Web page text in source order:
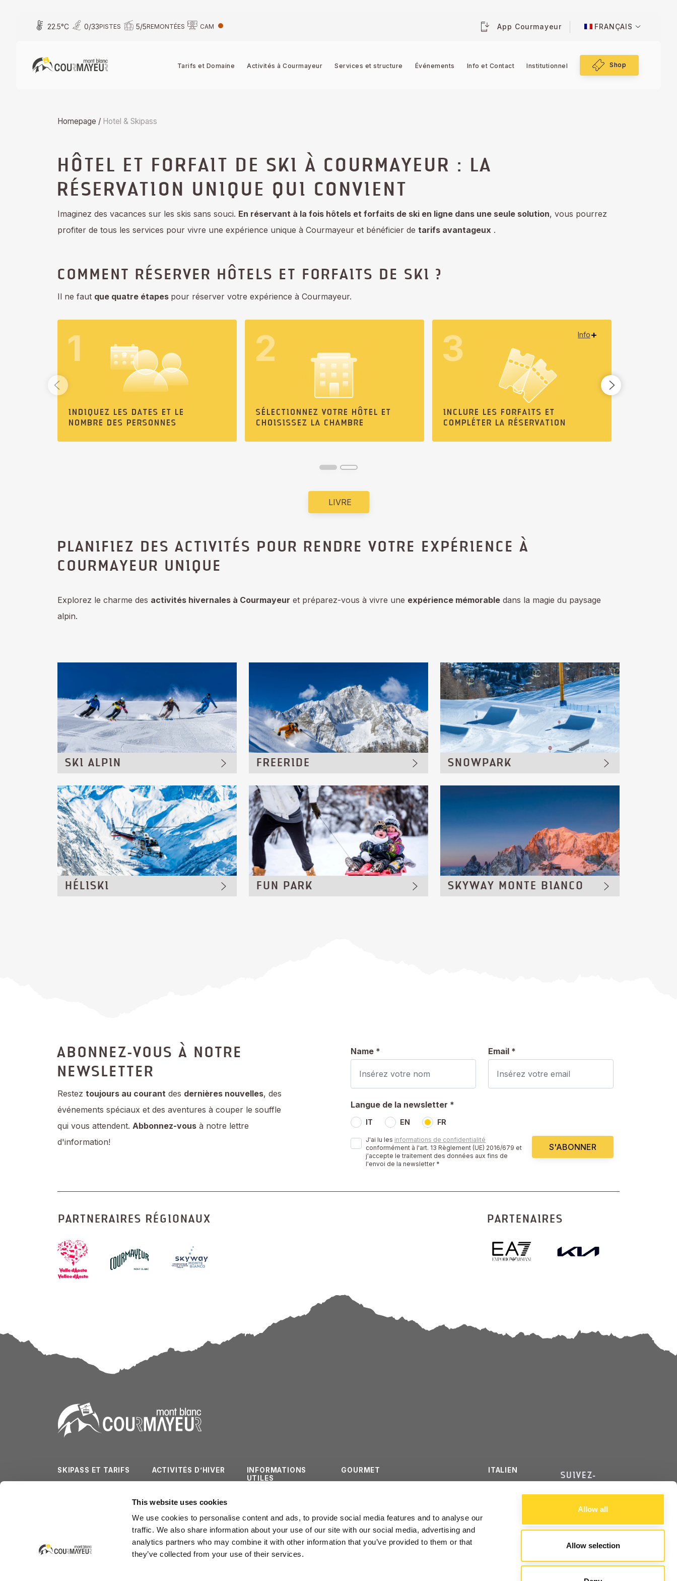
This website uses cookies
We use cookies to personalise content and ads, to provide social media features and to analyse our
traffic. We also share information about your use of our site with our social media, advertising and
analytics partners who may combine it with other information that you’ve provided to them or that
they’ve collected from your use of their services.
Allow all
Allow selection
22.5°C 0/33PISTES 5/5REMONTÉES CAM App Courmayeur FRANÇAIS
Tarifs et Domaine Activités à Courmayeur Services et structure Événements Info et Contact Institutionnel Shop
Homepage / Hotel & Skipass
HÔTEL ET FORFAIT DE SKI À COURMAYEUR : LA
RÉSERVATION UNIQUE QUI CONVIENT
Imaginez des vacances sur les skis sans souci. En réservant à la fois hôtels et forfaits de ski en ligne dans une seule solution, vous pourrez
profiter de tous les services pour vivre une expérience unique à Courmayeur et bénéficier de tarifs avantageux .
COMMENT RÉSERVER HÔTELS ET FORFAITS DE SKI ?
Il ne faut que quatre étapes pour réserver votre expérience à Courmayeur.
1
INDIQUEZ LES DATES ET LE
NOMBRE DES PERSONNES
2
SÉLECTIONNEZ VOTRE HÔTEL ET
CHOISISSEZ LA CHAMBRE
3 Info
INCLURE LES FORFAITS ET
COMPLÉTER LA RÉSERVATION
LIVRE
PLANIFIEZ DES ACTIVITÉS POUR RENDRE VOTRE EXPÉRIENCE À
COURMAYEUR UNIQUE
Explorez le charme des activités hivernales à Courmayeur et préparez-vous à vivre une expérience mémorable dans la magie du paysage
alpin.
SKI ALPIN FREERIDE SNOWPARK
HÉLISKI FUN PARK SKYWAY MONTE BIANCO
ABONNEZ-VOUS À NOTRE
NEWSLETTER
Restez toujours au courant des dernières nouvelles, des
événements spéciaux et des aventures à couper le souffle
qui vous attendent. Abbonnez-vous à notre lettre
d'information!
Name * Email *
Langue de la newsletter *
IT EN FR
J'ai lu les informations de confidentialité
conformément à l'art. 13 Règlement (UE) 2016/679 et
j'accepte le traitement des données aux fins de
l'envoi de la newsletter *
S'ABONNER
PARTNERAIRES RÉGIONAUX PARTENAIRES
SKIPASS ET TARIFS ACTIVITÉS D’HIVER
SERVICES
INFORMATIONS
UTILES
INSTITUTIONNEL
GOURMET ITALIEN
SUIVEZ-
NOUS
Courmayeur Mont Blanc Funivie SpA